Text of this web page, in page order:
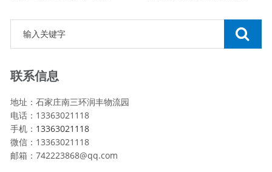
联系信息
地址：石家庄南三环润丰物流园
电话：13363021118
手机： 13363021118
微信：13363021118
邮箱：742223868@qq.com